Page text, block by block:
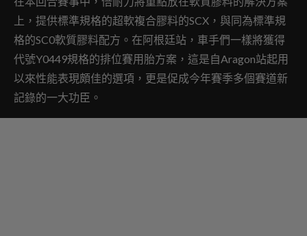
上，提供標準規格的超軟複合膠料的SCX，與同為標準規
格的SC0軟質膠料配方。在阿根廷站，車手們一樣將獲得
代號Y0449規格的排位賽用胎方案，這是自Aragon站起用
以來性能表現頗佳的選項，更是促成今年賽季多個賽道新
記錄的一大功臣。